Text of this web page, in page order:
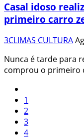
Casal idoso
primeiro carro
3CLIMAS CULTURA
Nunca é tarde para
comprou o primeiro
1
2
3
4